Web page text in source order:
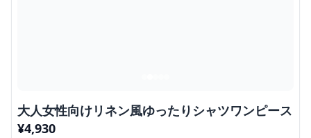
大人女性向けリネン風ゆったりシャツワンピース
¥4,930